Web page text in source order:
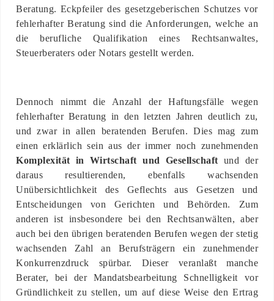
Beratung. Eckpfeiler des gesetzgeberischen Schutzes vor
fehlerhafter Beratung sind die Anforderungen, welche an
die berufliche Qualifikation eines Rechtsanwaltes,
Steuerberaters oder Notars gestellt werden.
Dennoch nimmt die Anzahl der Haftungsfälle wegen
fehlerhafter Beratung in den letzten Jahren deutlich zu,
und zwar in allen beratenden Berufen. Dies mag zum
einen erklärlich sein aus der immer noch zunehmenden
Komplexität in Wirtschaft und Gesellschaft und der
daraus resultierenden, ebenfalls wachsenden
Unübersichtlichkeit des Geflechts aus Gesetzen und
Entscheidungen von Gerichten und Behörden. Zum
anderen ist insbesondere bei den Rechtsanwälten, aber
auch bei den übrigen beratenden Berufen wegen der stetig
wachsenden Zahl an Berufsträgern ein zunehmender
Konkurrenzdruck spürbar. Dieser veranlaßt manche
Berater, bei der Mandatsbearbeitung Schnelligkeit vor
Gründlichkeit zu stellen, um auf diese Weise den Ertrag